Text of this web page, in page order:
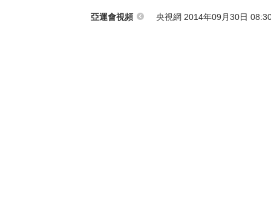
亞運會視頻 央視網 2014年09月30日